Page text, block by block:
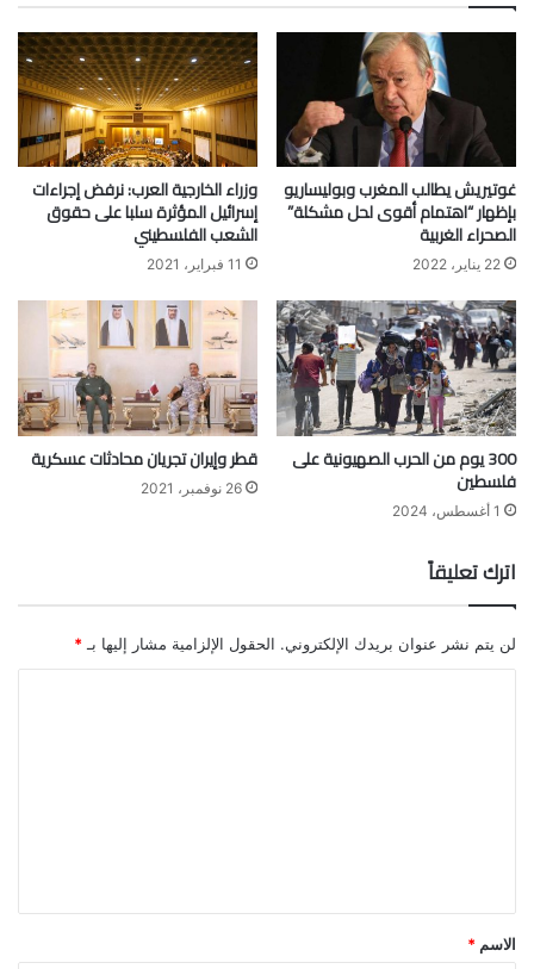
غوتيريش يطالب المغرب وبوليساريو
بإظهار “اهتمام أقوى لحل مشكلة”
الصحراء الغربية
22 يناير، 2022
وزراء الخارجية العرب: نرفض إجراءات
إسرائيل المؤثرة سلبا على حقوق
الشعب الفلسطيني
11 فبراير، 2021
300 يوم من الحرب الصهيونية على
فلسطين
1 أغسطس، 2024
قطر وإيران تجريان محادثات عسكرية
26 نوفمبر، 2021
اترك تعليقاً
لن يتم نشر عنوان بريدك الإلكتروني. الحقول الإلزامية مشار إليها بـ *
*
الاسم *